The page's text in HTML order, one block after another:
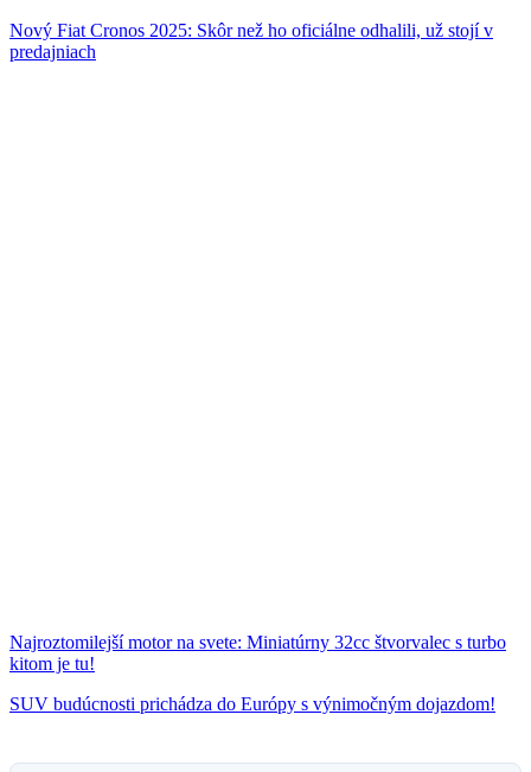
Nový Fiat Cronos 2025: Skôr než ho oficiálne odhalili, už stojí v
predajniach
Najroztomilejší motor na svete: Miniatúrny 32cc štvorvalec s turbo
kitom je tu!
SUV budúcnosti prichádza do Európy s výnimočným dojazdom!